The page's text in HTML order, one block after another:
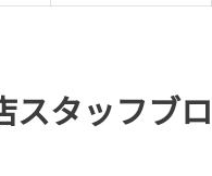
タッフブ